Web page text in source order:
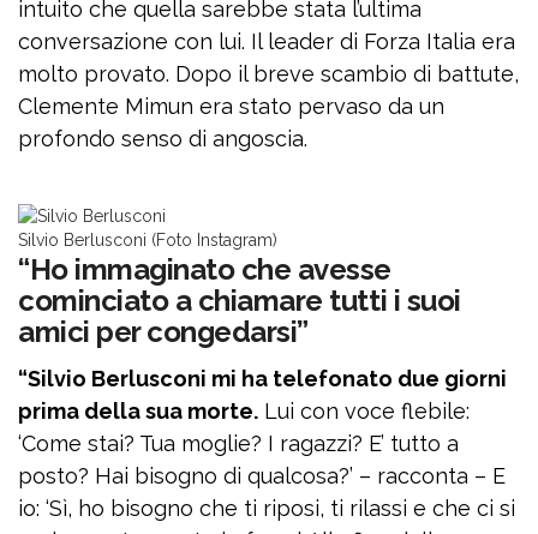
intuito che quella sarebbe stata l’ultima
conversazione con lui. Il leader di Forza Italia era
molto provato. Dopo il breve scambio di battute,
Clemente Mimun era stato pervaso da un
profondo senso di angoscia.
Silvio Berlusconi (Foto Instagram)
“Ho immaginato che avesse
cominciato a chiamare tutti i suoi
amici per congedarsi”
“Silvio Berlusconi mi ha telefonato due giorni
prima della sua morte. Lui con voce flebile:
‘Come stai? Tua moglie? I ragazzi? E’ tutto a
posto? Hai bisogno di qualcosa?’ – racconta – E
io: ‘Sì, ho bisogno che ti riposi, ti rilassi e che ci si